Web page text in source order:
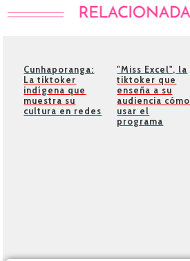
Cunhaporanga:
La tiktoker
indígena que
muestra su
cultura en redes
"Miss Excel", la
tiktoker que
enseña a su
audiencia cómo
usar el
programa